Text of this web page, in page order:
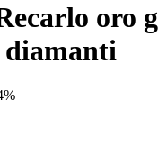
oro
diamanti